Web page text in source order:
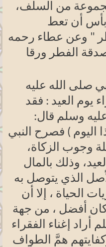
من السلف،
بأس أن تعط
" وعن عطاء رحمه
الفطر ورقا
صلى الله عليه
يوم العيد : فقد
وسلم قال:
اليوم ) فصرح النبي
وجوب الزكاة،
وذلك بالمال
الذي يتوصل به
الحياة ، إلا أن
أفضل ، من جهة
أراد إغناء الفقراء
همَّ الطواف